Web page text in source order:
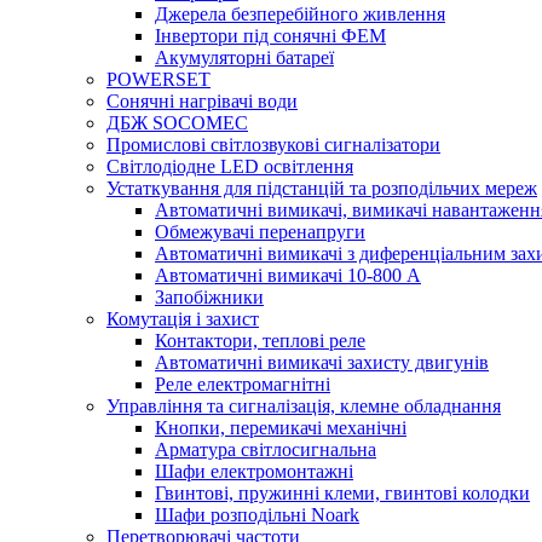
Джерела безперебійного живлення
Інвертори під сонячні ФЕМ
Акумуляторні батареї
POWERSET
Сонячні нагрівачі води
ДБЖ SOCOMEC
Промислові світлозвукові сигналізатори
Світлодіодне LED освітлення
Устаткування для підстанцій та розподільчих мереж
Автоматичні вимикачі, вимикачі
Обмежувачі перенапруги
Автоматичні вимикачі з диференціальним
Автоматичні вимикачі 10-800 А
Запобіжники
Комутація і захист
Контактори, теплові реле
Автоматичні вимикачі захисту двигунів
Реле електромагнітні
Управління та сигналізація, клемне обладнання
Кнопки, перемикачі механічні
Арматура світлосигнальна
Шафи електромонтажні
Гвинтові, пружинні клеми, гвинтові колодки
Шафи розподільні Noark
Перетворювачі частоти